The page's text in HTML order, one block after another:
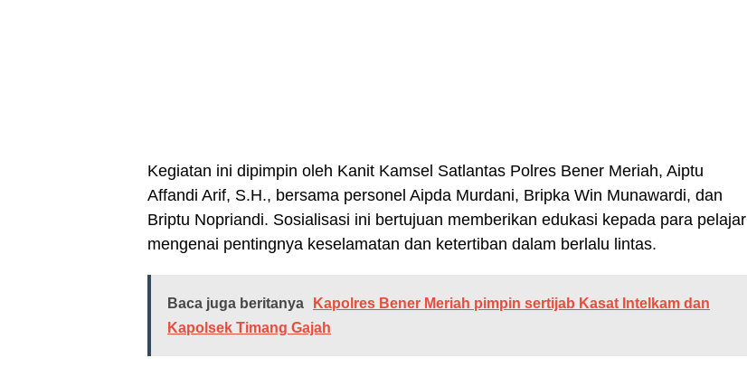
Kegiatan ini dipimpin oleh Kanit Kamsel Satlantas Polres Bener Meriah, Aiptu
Affandi Arif, S.H., bersama personel Aipda Murdani, Bripka Win Munawardi, dan
Briptu Nopriandi. Sosialisasi ini bertujuan memberikan edukasi kepada para pelajar
mengenai pentingnya keselamatan dan ketertiban dalam berlalu lintas.
Baca juga beritanya
Kapolres Bener Meriah pimpin sertijab Kasat Intelkam dan
Kapolsek Timang Gajah